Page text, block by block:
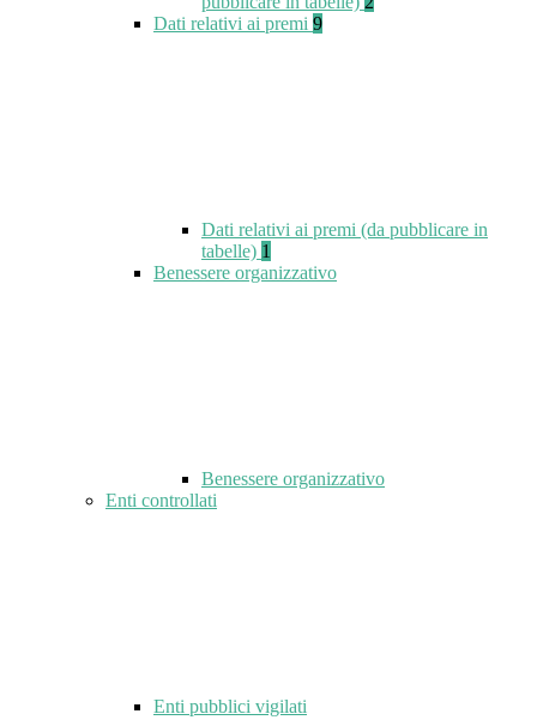
Dati relativi ai premi 9
Dati relativi ai premi (da pubblicare in
tabelle) 1
Benessere organizzativo
Benessere organizzativo
Enti controllati
Enti pubblici vigilati